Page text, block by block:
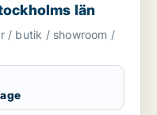
län
/ butik / showroom /